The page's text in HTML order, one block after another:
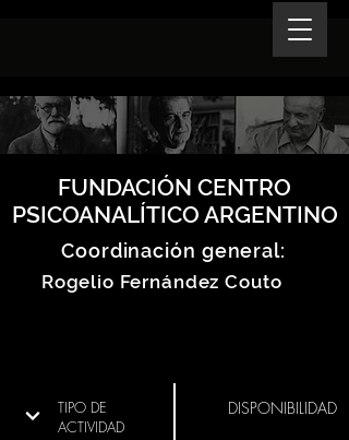
FUNDACIÓN CENTRO
PSICOANALÍTICO ARGENTINO
Coordinación general:
Rogelio Fernández Couto
TIPO DE
ACTIVIDAD
DISPONIBILIDAD